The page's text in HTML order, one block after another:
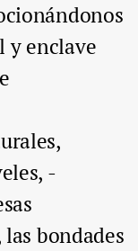
y enclave
-
bondades